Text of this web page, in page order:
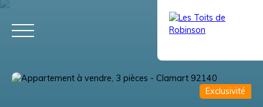
Exclusivité